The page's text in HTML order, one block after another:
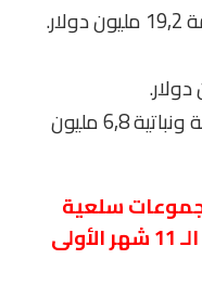
شحوم ودهون وزيوت حيوانية ونباتية 6,8 مليون
سلعية
صدرتها مصر إلى أوكرانيا خلال الـ 11 شهر الأولى